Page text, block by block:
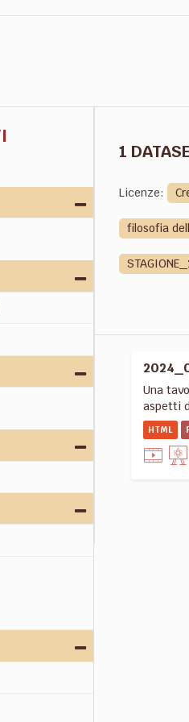
1
Licenze:
filosofia
Una
aspetti
HTML